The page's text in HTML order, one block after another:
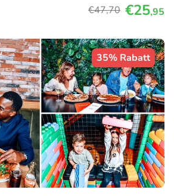
€47,70 €25,95
35% Rabatt